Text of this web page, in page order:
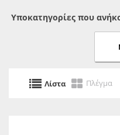
Υποκατηγορίες που
Λίστα Πλέγμα